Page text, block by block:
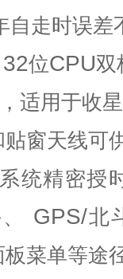
自走时误差
32位CPU双
适用于收
窗天线可
统精密授
GPS/北
菜单等途